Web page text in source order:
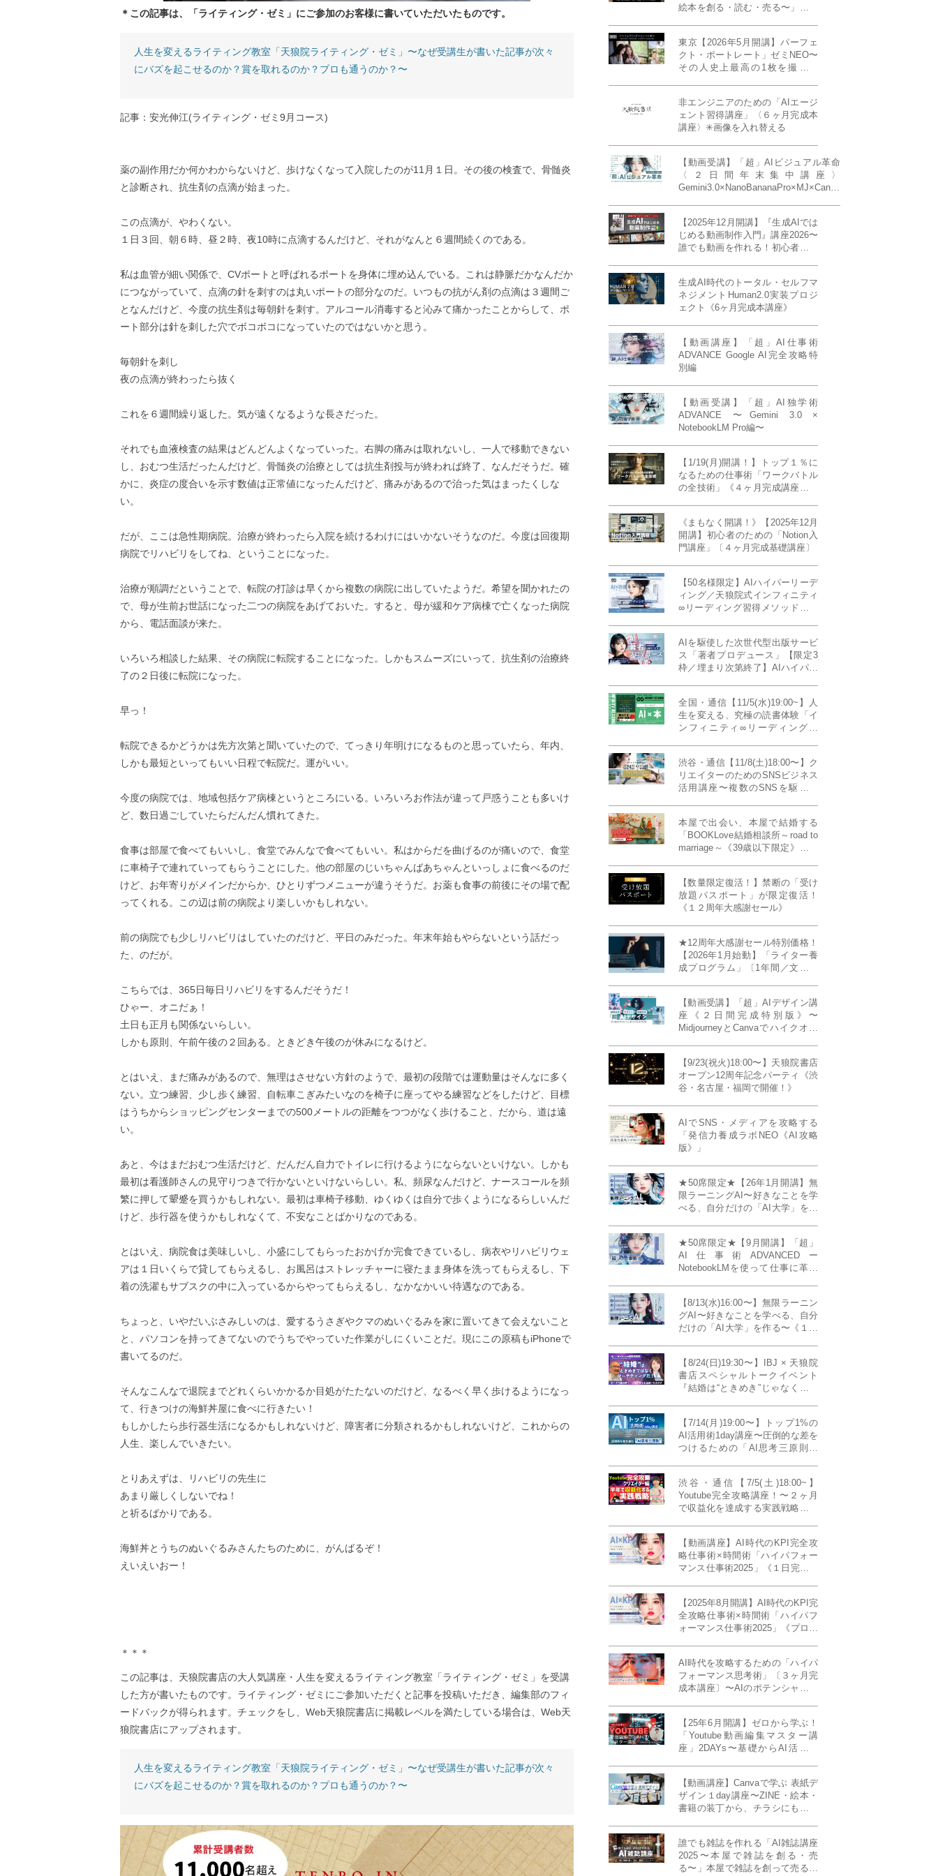
＊この記事は、「ライティング・ゼミ」にご参加のお客様に書いていただいたものです。
人生を変えるライティング教室「天狼院ライティング・ゼミ」〜なぜ受講生が書いた記事が次々
にバズを起こせるのか？賞を取れるのか？プロも通うのか？〜
記事：安光伸江(ライティング・ゼミ9月コース)
薬の副作用だか何かわからないけど、歩けなくなって入院したのが11月１日。その後の検査で、骨髄炎
と診断され、抗生剤の点滴が始まった。
この点滴が、やわくない。
１日３回、朝６時、昼２時、夜10時に点滴するんだけど、それがなんと６週間続くのである。
私は血管が細い関係で、CVポートと呼ばれるポートを身体に埋め込んでいる。これは静脈だかなんだか
につながっていて、点滴の針を刺すのは丸いポートの部分なのだ。いつもの抗がん剤の点滴は３週間ご
となんだけど、今度の抗生剤は毎朝針を刺す。アルコール消毒すると沁みて痛かったことからして、ポ
ート部分は針を刺した穴でボコボコになっていたのではないかと思う。
毎朝針を刺し
夜の点滴が終わったら抜く
これを６週間繰り返した。気が遠くなるような長さだった。
それでも血液検査の結果はどんどんよくなっていった。右脚の痛みは取れないし、一人で移動できない
し、おむつ生活だったんだけど、骨髄炎の治療としては抗生剤投与が終われば終了、なんだそうだ。確
かに、炎症の度合いを示す数値は正常値になったんだけど、痛みがあるので治った気はまったくしな
い。
だが、ここは急性期病院。治療が終わったら入院を続けるわけにはいかないそうなのだ。今度は回復期
病院でリハビリをしてね、ということになった。
治療が順調だということで、転院の打診は早くから複数の病院に出していたようだ。希望を聞かれたの
で、母が生前お世話になった二つの病院をあげておいた。すると、母が緩和ケア病棟で亡くなった病院
から、電話面談が来た。
いろいろ相談した結果、その病院に転院することになった。しかもスムーズにいって、抗生剤の治療終
了の２日後に転院になった。
早っ！
転院できるかどうかは先方次第と聞いていたので、てっきり年明けになるものと思っていたら、年内、
しかも最短といってもいい日程で転院だ。運がいい。
今度の病院では、地域包括ケア病棟というところにいる。いろいろお作法が違って戸惑うことも多いけ
ど、数日過ごしていたらだんだん慣れてきた。
食事は部屋で食べてもいいし、食堂でみんなで食べてもいい。私はからだを曲げるのが痛いので、食堂
に車椅子で連れていってもらうことにした。他の部屋のじいちゃんばあちゃんといっしょに食べるのだ
けど、お年寄りがメインだからか、ひとりずつメニューが違うそうだ。お薬も食事の前後にその場で配
ってくれる。この辺は前の病院より楽しいかもしれない。
前の病院でも少しリハビリはしていたのだけど、平日のみだった。年末年始もやらないという話だっ
た、のだが。
こちらでは、365日毎日リハビリをするんだそうだ！
ひゃー、オニだぁ！
土日も正月も関係ないらしい。
しかも原則、午前午後の２回ある。ときどき午後のが休みになるけど。
とはいえ、まだ痛みがあるので、無理はさせない方針のようで、最初の段階では運動量はそんなに多く
ない。立つ練習、少し歩く練習、自転車こぎみたいなのを椅子に座ってやる練習などをしたけど、目標
はうちからショッピングセンターまでの500メートルの距離をつつがなく歩けること、だから、道は遠
い。
あと、今はまだおむつ生活だけど、だんだん自力でトイレに行けるようにならないといけない。しかも
最初は看護師さんの見守りつきで行かないといけないらしい。私、頻尿なんだけど、ナースコールを頻
繁に押して顰蹙を買うかもしれない。最初は車椅子移動、ゆくゆくは自分で歩くようになるらしいんだ
けど、歩行器を使うかもしれなくて、不安なことばかりなのである。
とはいえ、病院食は美味しいし、小盛にしてもらったおかげか完食できているし、病衣やリハビリウェ
アは１日いくらで貸してもらえるし、お風呂はストレッチャーに寝たまま身体を洗ってもらえるし、下
着の洗濯もサブスクの中に入っているからやってもらえるし、なかなかいい待遇なのである。
ちょっと、いやだいぶさみしいのは、愛するうさぎやクマのぬいぐるみを家に置いてきて会えないこと
と、パソコンを持ってきてないのでうちでやっていた作業がしにくいことだ。現にこの原稿もiPhoneで
書いてるのだ。
そんなこんなで退院までどれくらいかかるか目処がたたないのだけど、なるべく早く歩けるようになっ
て、行きつけの海鮮丼屋に食べに行きたい！
もしかしたら歩行器生活になるかもしれないけど、障害者に分類されるかもしれないけど、これからの
人生、楽しんでいきたい。
とりあえずは、リハビリの先生に
あまり厳しくしないでね！
と祈るばかりである。
海鮮丼とうちのぬいぐるみさんたちのために、がんばるぞ！
えいえいおー！
＊＊＊
この記事は、天狼院書店の大人気講座・人生を変えるライティング教室「ライティング・ゼミ」を受講
した方が書いたものです。ライティング・ゼミにご参加いただくと記事を投稿いただき、編集部のフィ
ードバックが得られます。チェックをし、Web天狼院書店に掲載レベルを満たしている場合は、Web天
狼院書店にアップされます。
人生を変えるライティング教室「天狼院ライティング・ゼミ」〜なぜ受講生が書いた記事が次々
にバズを起こせるのか？賞を取れるのか？プロも通うのか？〜
絵本を創る・読む・売る〜」イン
20名限定》
東京【2026年5月開講】パーフェ
クト・ポートレート」ゼミNEO〜
その人史上最高の1枚を撮る！
催）」《初参加大歓迎／12名限
定》
非エンジニアのための「AIエージ
ェント習得講座」〈６ヶ月完成本
講座〉✳︎画像を入れ替える
【動画受講】「超」AIビジュアル革命
〈２日間年末集中講座〉
Gemini3.0×NanoBananaPro×MJ×Canva
【2025年12月開講】『生成AIでは
じめる動画制作入門』講座2026〜
誰でも動画を作れる！初心者から
生成AI時代のトータル・セルフマ
ネジメントHuman2.0実装プロジ
ェクト《6ヶ月完成本講座》
【動画講座】「超」AI仕事術
ADVANCE Google AI完全攻略特
別編
【動画受講】「超」AI独学術
ADVANCE 〜Gemini 3.0 ×
NotebookLM Pro編〜
【1/19(月)開講！】トップ１％に
なるための仕事術「ワークバトル
の全技術」《４ヶ月完成講座》ー
《まもなく開講！》【2025年12月
開講】初心者のための「Notion入
門講座」〔４ヶ月完成基礎講座〕
【50名様限定】AIハイパーリーデ
ィング／天狼院式インフィニティ
∞リーディング習得メソッド《４
AIを駆使した次世代型出版サービ
ス「著者プロデュース」【限定3
枠／埋まり次第終了】AIハイパー
全国・通信【11/5(水)19:00~】人
生を変える、究極の読書体験「イ
ンフィニティ∞リーディング／
MILLENNIUM THINKING アメリ
カ最高峰大学の人気講義』
渋谷・通信【11/8(土)18:00〜】ク
リエイターのためのSNSビジネス
活用講座〜複数のSNSを駆使し
成ラボPresents》
本屋で出会い、本屋で結婚する
「BOOKLove結婚相談所～road to
marriage～《39歳以下限定》」全
【数量限定復活！】禁断の「受け
放題パスポート」が限定復活！
《１２周年大感謝セール》
★12周年大感謝セール特別価格！
【2026年1月始動】「ライター養
成プログラム」〔1年間／文章講
ー”へ、全国どこからでも。〜《全
店舗リアルタイム参加OK／録画
視聴対応／限定4席》
【動画受講】「超」AIデザイン講
座《２日間完成特別版》〜
MidjourneyとCanvaでハイクオリ
【9/23(祝火)18:00〜】天狼院書店
オープン12周年記念パーティ《渋
谷・名古屋・福岡で開催！》
AIでSNS・メディアを攻略する
「発信力養成ラボNEO《AI攻略
版》」
★50席限定★【26年1月開講】無
限ラーニングAI〜好きなことを学
べる、自分だけの「AI大学」を作
★50席限定★【9月開講】「超」
AI仕事術ADVANCEDー
NotebookLMを使って仕事に革命
【8/13(水)16:00〜】無限ラーニン
グAI〜好きなことを学べる、自分
だけの「AI大学」を作る〜《１日
【8/24(日)19:30〜】IBJ × 天狼院
書店スペシャルトークイベント
『結婚は“ときめき”じゃなくて、
のカタチ〜《BOOKLove結婚相談
所presents》
【7/14(月)19:00〜】トップ1%の
AI活用術1day講座〜圧倒的な差を
つけるための「AI思考三原則」
渋谷・通信【7/5(土)18:00~】
Youtube完全攻略講座！〜２ヶ月
で収益化を達成する実践戦略！ゲ
発信力養成ラボNEO》
【動画講座】AI時代のKPI完全攻
略仕事術×時間術「ハイパフォー
マンス仕事術2025」《１日完成特
【2025年8月開講】AI時代のKPI完
全攻略仕事術×時間術「ハイパフ
ォーマンス仕事術2025」《プロフ
AI時代を攻略するための「ハイパ
フォーマンス思考術」〔３ヶ月完
成本講座〕〜AIのポテンシャルを
【25年6月開講】ゼロから学ぶ！
「Youtube動画編集マスター講
座」2DAYs〜基礎からAI活用ま
【動画講座】Canvaで学ぶ 表紙デ
ザイン１day講座〜ZINE・絵本・
書籍の装丁から、チラシにも活か
誰でも雑誌を作れる「AI雑誌講座
2025〜本屋で雑誌を創る・売
る〜」本屋で雑誌を創って売る！